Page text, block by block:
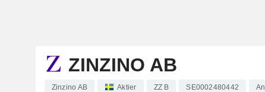
ZINZINO AB
Zinzino AB Aktier ZZ B SE0002480442